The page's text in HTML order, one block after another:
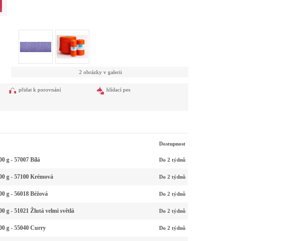
2 obrázky v galerii
přidat k porovnání hlídací pes
Dostupnost
g - 57007 Bílá Do 2 týdnů
g - 57100 Krémová Do 2 týdnů
g - 56018 Béžová Do 2 týdnů
g - 51021 Žlutá velmi světlá Do 2 týdnů
g - 55040 Curry Do 2 týdnů